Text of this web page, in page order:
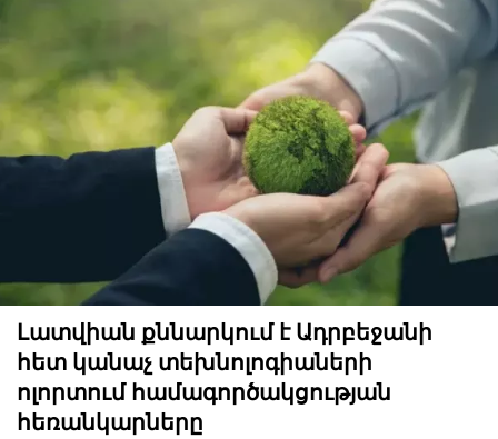
Լատվիան քննարկում է Ադրբեջանի
հետ կանաչ տեխնոլոգիաների
ոլորտում համագործակցության
հեռանկարները